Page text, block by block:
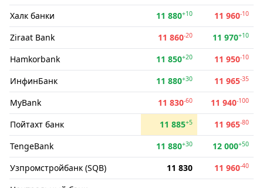
Халк банки 11 880+10 11 960-10
Ziraat Bank 11 860-20 11 970+10
Hamkorbank 11 850+20 11 950-10
ИнфинБанк 11 880+30 11 965-35
MyBank 11 830-60 11 940-100
Пойтахт банк 11 885+5 11 965-80
TengeBank 11 880+30 12 000+50
Узпромстройбанк (SQB) 11 830 11 960-40